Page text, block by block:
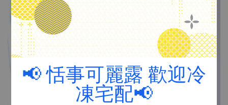
📢 恬事可麗露 歡迎冷
凍宅配📢